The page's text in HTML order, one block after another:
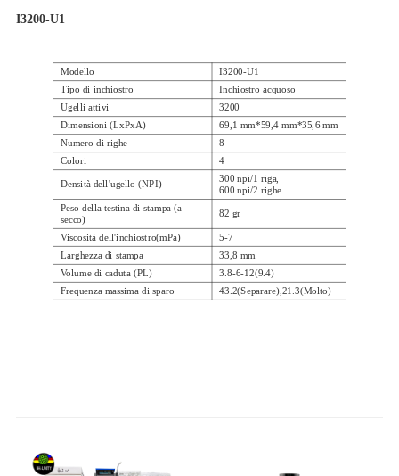
Gamma di viscosità
I3200-U1
Modello
I3200-U1
Tipo di inchiostro
Inchiostro acquoso
Ugelli attivi
3200
Dimensioni (LxPxA)
69,1 mm*59,4 mm*35,6 mm
Numero di righe
8
Colori
4
Densità dell'ugello (NPI)
300 npi/1 riga
600 npi/2 righe
Peso della testina di stampa (a
secco)
82 gr
Viscosità dell'inchiostro(mPa)
5-7
Larghezza di stampa
33,8 mm
Volume di caduta (PL)
3.8-6-12(9.4)
Frequenza massima di sparo
43.2(Separare), 21.3(Molto)